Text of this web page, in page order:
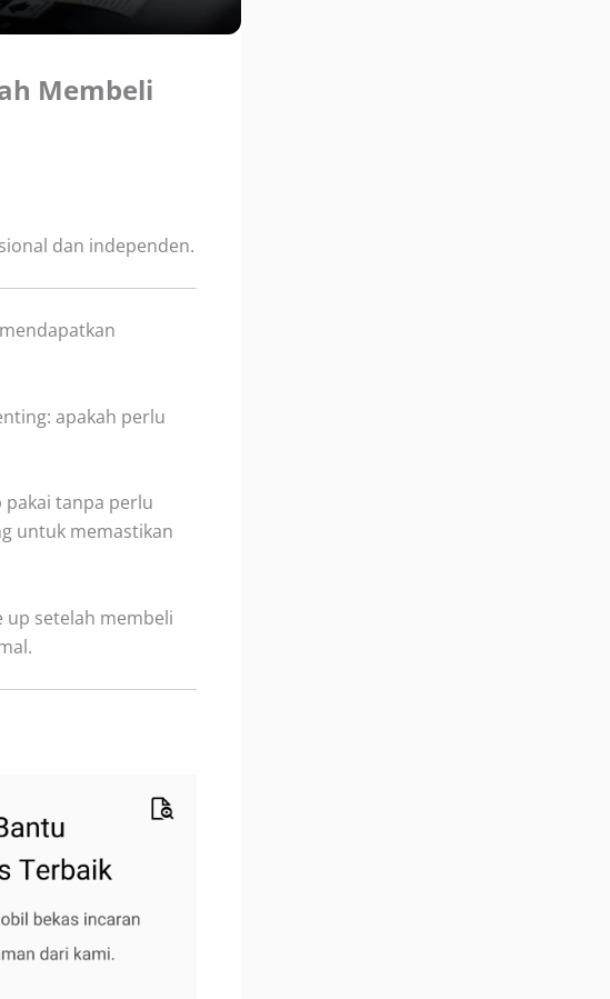
Membeli
dan independen.
apakah perlu
pakai tanpa perlu
untuk memastikan
setelah membeli